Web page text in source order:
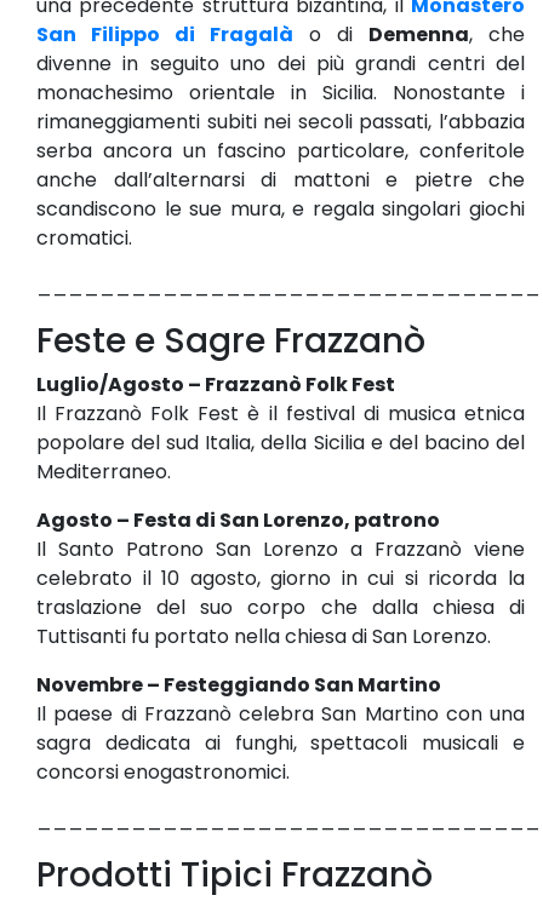
una precedente struttura bizantina, il Monastero
San Filippo di Fragalà o di Demenna, che
divenne in seguito uno dei più grandi centri del
monachesimo orientale in Sicilia. Nonostante i
rimaneggiamenti subiti nei secoli passati, l’abbazia
serba ancora un fascino particolare, conferitole
anche dall’alternarsi di mattoni e pietre che
scandiscono le sue mura, e regala singolari giochi
cromatici.
Feste e Sagre Frazzanò
Luglio/Agosto – Frazzanò Folk Fest
Il Frazzanò Folk Fest è il festival di musica etnica
popolare del sud Italia, della Sicilia e del bacino del
Mediterraneo.
Agosto – Festa di San Lorenzo, patrono
Il Santo Patrono San Lorenzo a Frazzanò viene
celebrato il 10 agosto, giorno in cui si ricorda la
traslazione del suo corpo che dalla chiesa di
Tuttisanti fu portato nella chiesa di San Lorenzo.
Novembre – Festeggiando San Martino
Il paese di Frazzanò celebra San Martino con una
sagra dedicata ai funghi, spettacoli musicali e
concorsi enogastronomici.
Prodotti Tipici Frazzanò